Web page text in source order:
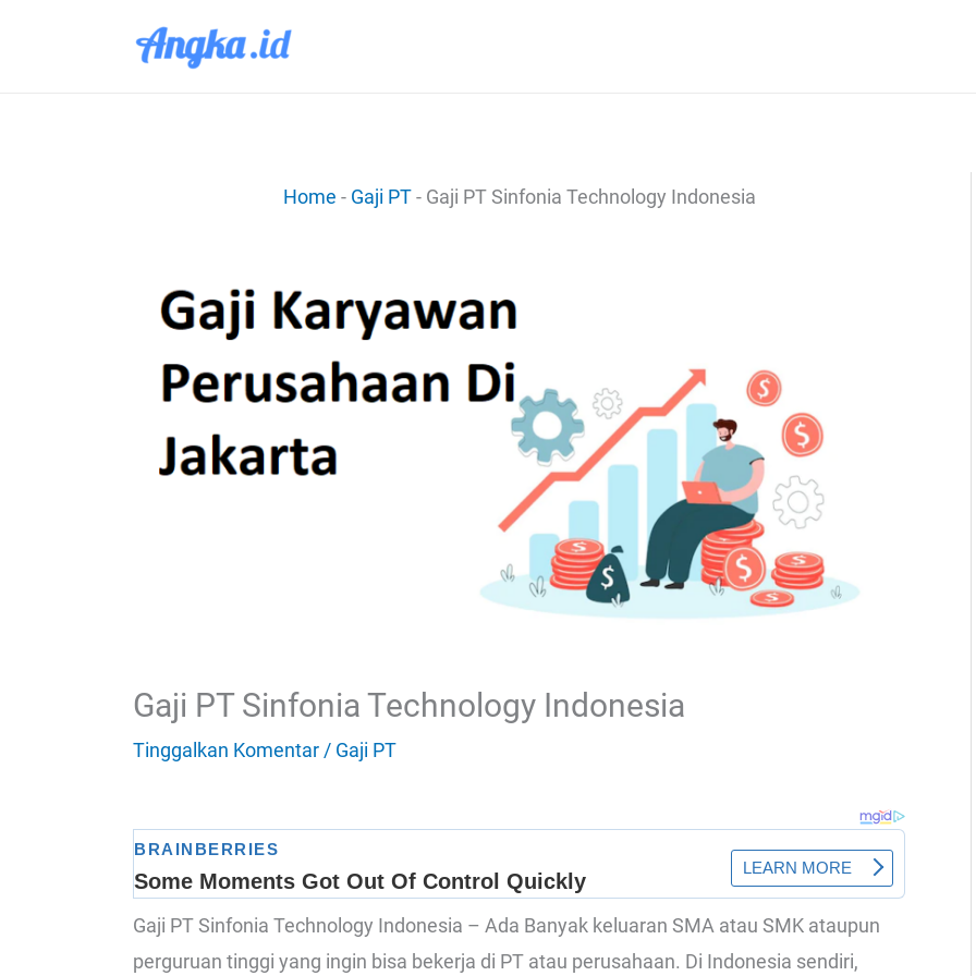
Home - Gaji PT- Gaji PT Sinfonia Technology Indonesia
Gaji PT Sinfonia Technology Indonesia
Tinggalkan Komentar/ Gaji PT
Gaji PT Sinfonia Technology Indonesia – Ada Banyak keluaran SMA atau SMK ataupun
perguruan tinggi yang ingin bisa bekerja di PT atau perusahaan. Di Indonesia sendiri,